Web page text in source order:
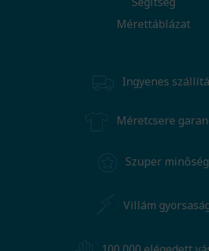
Mérettáblázat
Ingyenes
Méretcsere
Szuper minőség
Villám